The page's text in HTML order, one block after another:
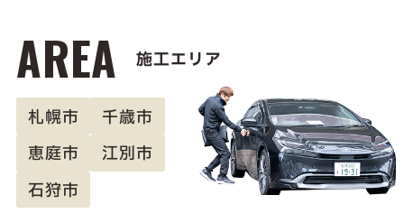
AREA 施工エリア
札幌市
千歳市
恵庭市
江別市
石狩市